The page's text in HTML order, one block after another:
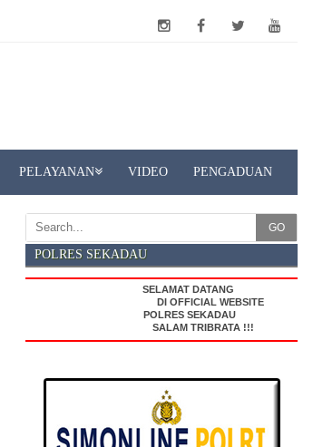
PELAYANAN VIDEO PENGADUAN
GO
POLRES SEKADAU
SELAMAT DATANG
DI OFFICIAL WEBSITE
POLRES SEKADAU
SALAM TRIBRATA !!!